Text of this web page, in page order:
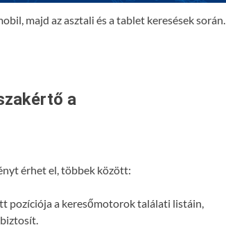
majd az asztali és a tablet keresések során.
a
érhet el, többek között:
pozíciója a keresőmotorok találati listáin,